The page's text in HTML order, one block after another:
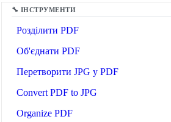
🔧 ІНСТРУМЕНТИ
Розділити PDF
Об'єднати PDF
Перетворити JPG у PDF
Convert PDF to JPG
Organize PDF